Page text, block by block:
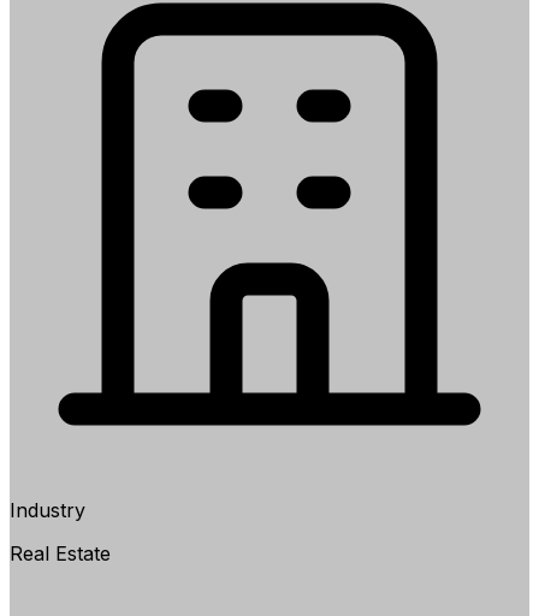
Industry
Real Estate